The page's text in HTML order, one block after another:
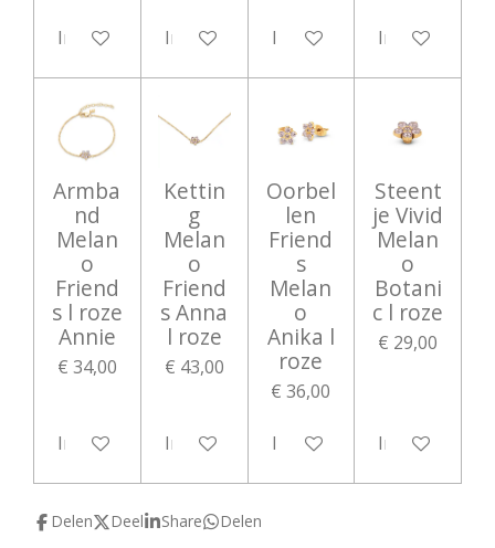
In winkelwagenIn winkelwagenIn winkelwagenIn
Armba
nd
Melan
o
Friend
s l roze
Annie
€ 34,00
In winkelwagen
Kettin
g
Melan
o
Friend
s Anna
l roze
€ 43,00
In winkelwagen
Oorbel
len
Friend
s
Melan
o
Anika l
roze
€ 36,00
In winkelwagen
Steent
je Vivid
Melan
o
Botani
c l roze
€ 29,00
In
Delen Deel Share Delen